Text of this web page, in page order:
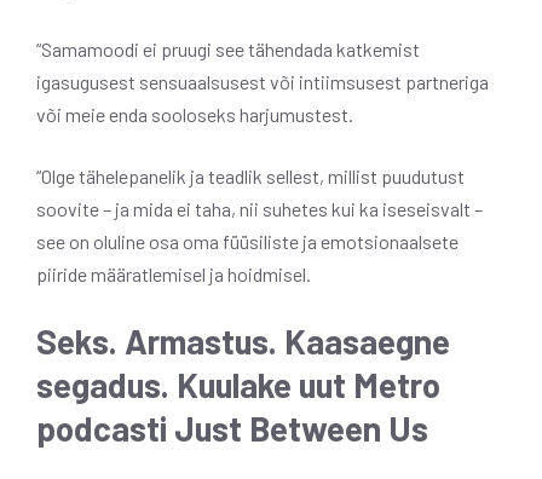
“Samamoodi ei pruugi see tähendada katkemist
igasugusest sensuaalsusest või intiimsusest partneriga
või meie enda sooloseks harjumustest.
“Olge tähelepanelik ja teadlik sellest, millist puudutust
soovite – ja mida ei taha, nii suhetes kui ka iseseisvalt –
see on oluline osa oma füüsiliste ja emotsionaalsete
piiride määratlemisel ja hoidmisel.
Seks. Armastus. Kaasaegne
segadus. Kuulake uut Metro
podcasti Just Between Us